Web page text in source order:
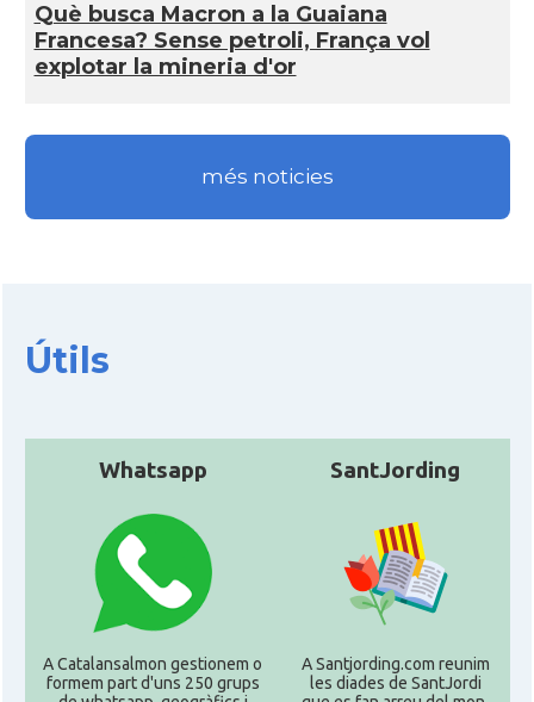
Què busca Macron a la Guaiana
Francesa? Sense petroli, França vol
explotar la mineria d'or
més noticies
Útils
Whatsapp
A Catalansalmon gestionem o
formem part d'uns 250 grups
SantJording
A Santjording.com reunim
les diades de SantJordi